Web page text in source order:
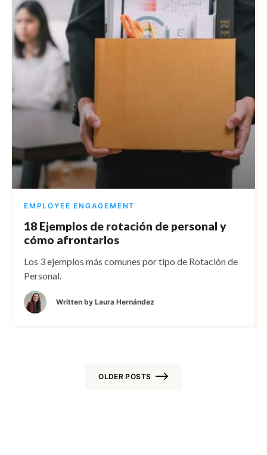
EMPLOYEE ENGAGEMENT
18 Ejemplos de rotación de personal y
cómo afrontarlos
Los 3 ejemplos más comunes por tipo de Rotación de
Personal.
Written by Laura Hernández
OLDER POSTS